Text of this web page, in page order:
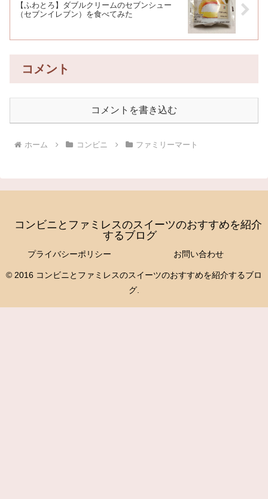
【ふわとろ】ダブルクリームのセブンシュー
（セブンイレブン）を食べてみた
コメント
コメントを書き込む
ホーム コンビニ ファミリーマート
コンビニとファミレスのスイーツのおすすめを紹介
するブログ
プライバシーポリシー お問い合わせ
© 2016 コンビニとファミレスのスイーツのおすすめを紹介するブロ
グ.